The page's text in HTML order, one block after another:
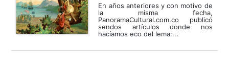
En años anteriores y con motivo de
la misma fecha,
PanoramaCultural.com.co publicó
sendos artículos donde nos
hacíamos eco del lema:...